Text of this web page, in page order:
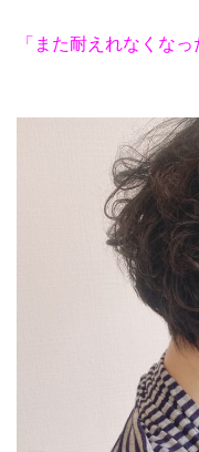
「また耐えれなくな